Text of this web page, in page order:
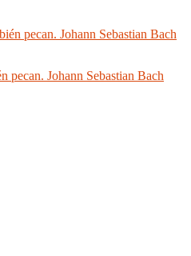
pecan. Johann Sebastian Bach